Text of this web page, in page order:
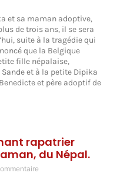
et sa maman adoptive,
de trois ans, il se sera
suite à la tragédie qui
que la Belgique
fille népalaise,
et à la petite Dipika
et père adoptif de
rapatrier
du Népal.